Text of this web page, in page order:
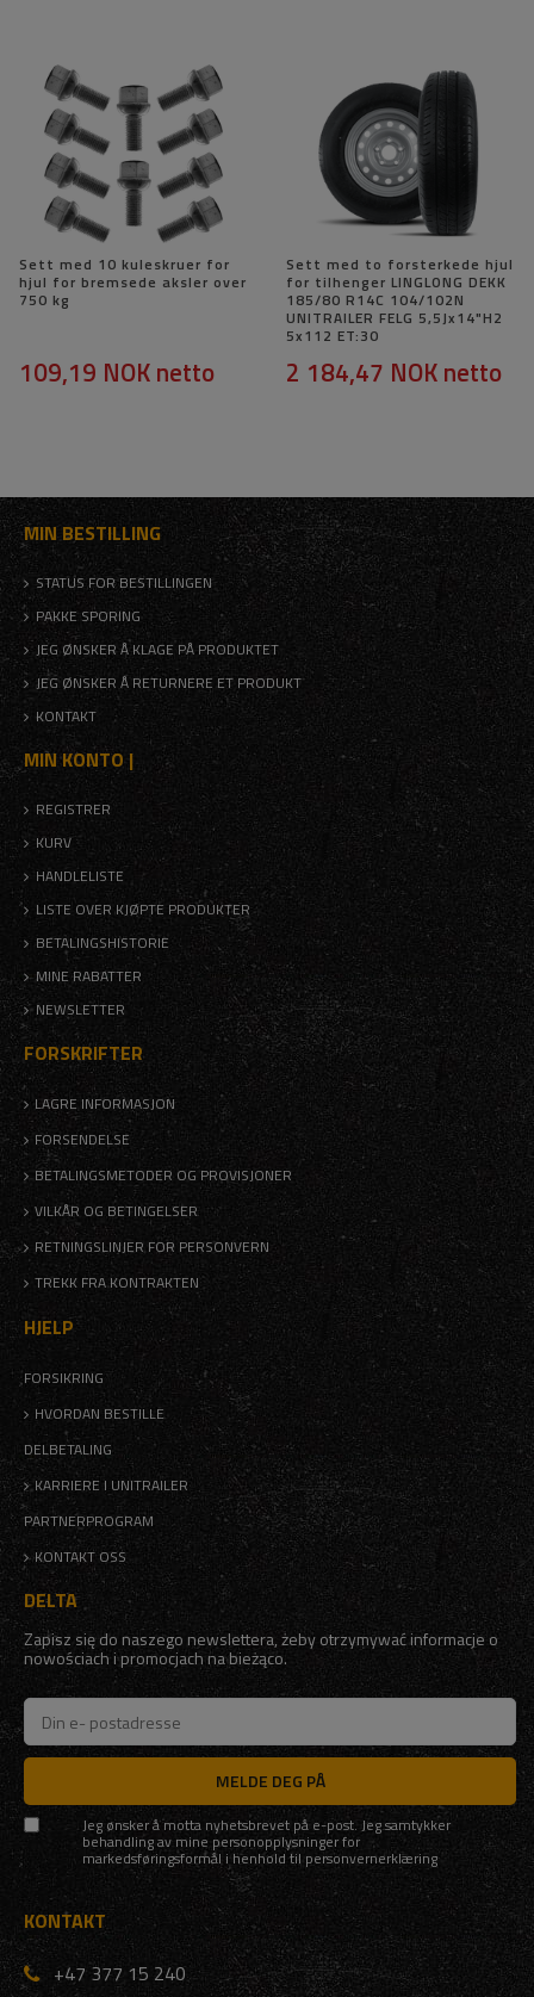
Sett med 10 kuleskruer for
hjul for bremsede aksler over
750 kg
109,19 NOKnetto
Sett med to forsterkede hjul
for tilhenger LINGLONG DEKK
185/80 R14C 104/102N
UNITRAILER FELG 5,5Jx14"H2
5x112 ET:30
2 184,47 NOKnetto
MIN BESTILLING
STATUS FOR BESTILLINGEN
PAKKE SPORING
JEG ØNSKER Å KLAGE PÅ PRODUKTET
JEG ØNSKER Å RETURNERE ET PRODUKT
KONTAKT
MIN KONTO |
REGISTRER
KURV
HANDLELISTE
LISTE OVER KJØPTE PRODUKTER
BETALINGSHISTORIE
MINE RABATTER
NEWSLETTER
FORSKRIFTER
LAGRE INFORMASJON
FORSENDELSE
BETALINGSMETODER OG PROVISJONER
VILKÅR OG BETINGELSER
RETNINGSLINJER FOR PERSONVERN
TREKK FRA KONTRAKTEN
HJELP
FORSIKRING
HVORDAN BESTILLE
DELBETALING
KARRIERE I UNITRAILER
PARTNERPROGRAM
KONTAKT OSS
DELTA
Zapisz się do naszego newslettera, żeby otrzymywać informacje o
nowościach i promocjach na bieżąco.
MELDE DEG PÅ
Jeg ønsker å motta nyhetsbrevet på e-post. Jeg samtykker
behandling av mine personopplysninger for
markedsføringsformål i henhold til personvernerklæring
KONTAKT
+47 377 15 240